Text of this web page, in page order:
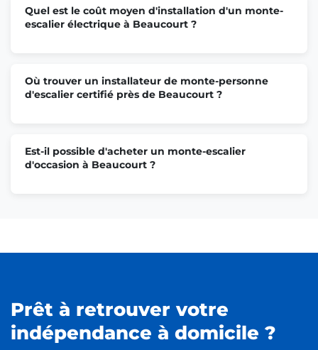
Quel est le coût moyen d'installation d'un monte-
escalier électrique à Beaucourt ?
Où trouver un installateur de monte-personne
d'escalier certifié près de Beaucourt ?
Est-il possible d'acheter un monte-escalier
d'occasion à Beaucourt ?
Prêt à retrouver votre
indépendance à domicile ?